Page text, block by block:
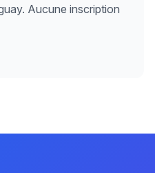
Aucune inscription